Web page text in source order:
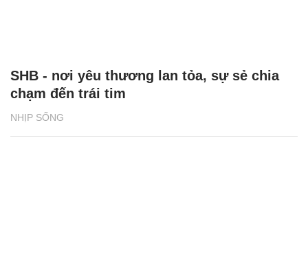
NHỊP SỐNG
SHB - nơi yêu thương lan tỏa, sự sẻ chia
chạm đến trái tim